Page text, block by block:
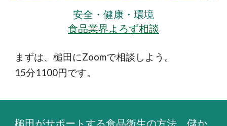
安全・健康・環境
食品業界よろず相談
まずは、槌田にZoomで相談しよう。
15分1100円です。
槌田がサポートする食品衛生の方法 儲か